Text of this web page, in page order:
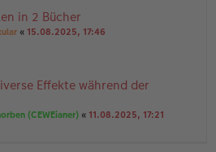
in 2 Bücher
« 15.08.2025, 17:46
Effekte während der
(CEWEianer) « 11.08.2025, 17:21